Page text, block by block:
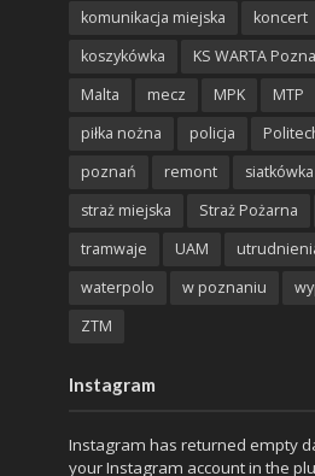
komunikacja miejska
koncert
koszykówka
KS WARTA
Malta
mecz MPK MTP
piłka nożna
policja
poznań
remont siatkówka
straż miejska
Straż Pożarna
tramwaje
UAM
waterpolo
w poznaniu
ZTM
Instagram
Instagram has returned empty
your Instagram account in the